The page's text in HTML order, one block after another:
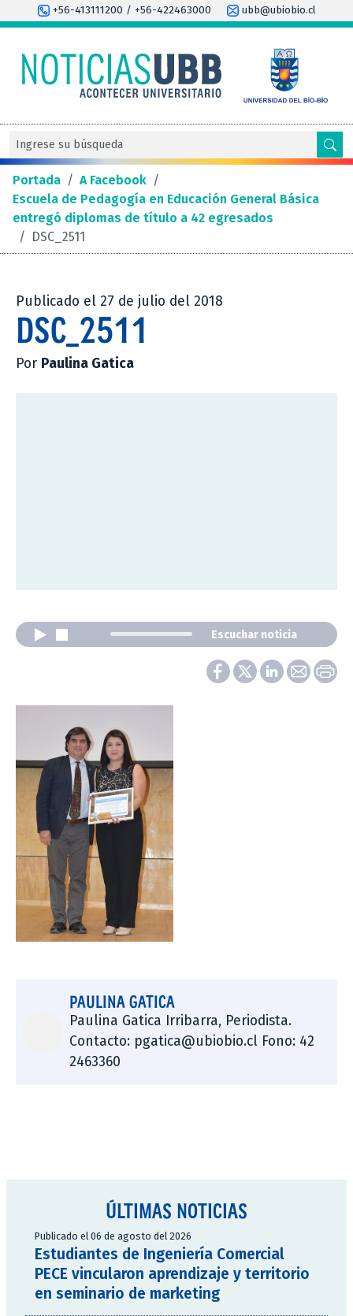
+56-413111200 / +56-422463000 ubb@ubiobio.cl
Portada / A Facebook /
Escuela de Pedagogía en Educación General Básica
entregó diplomas de título a 42 egresados
/ DSC_2511
Publicado el 27 de julio del 2018
DSC_2511
Por Paulina Gatica
Escuchar noticia
PAULINA GATICA
Paulina Gatica Irribarra, Periodista.
Contacto: pgatica@ubiobio.cl Fono: 42
2463360
ÚLTIMAS NOTICIAS
Publicado el 06 de agosto del 2026
Estudiantes de Ingeniería Comercial
PECE vincularon aprendizaje y territorio
en seminario de marketing